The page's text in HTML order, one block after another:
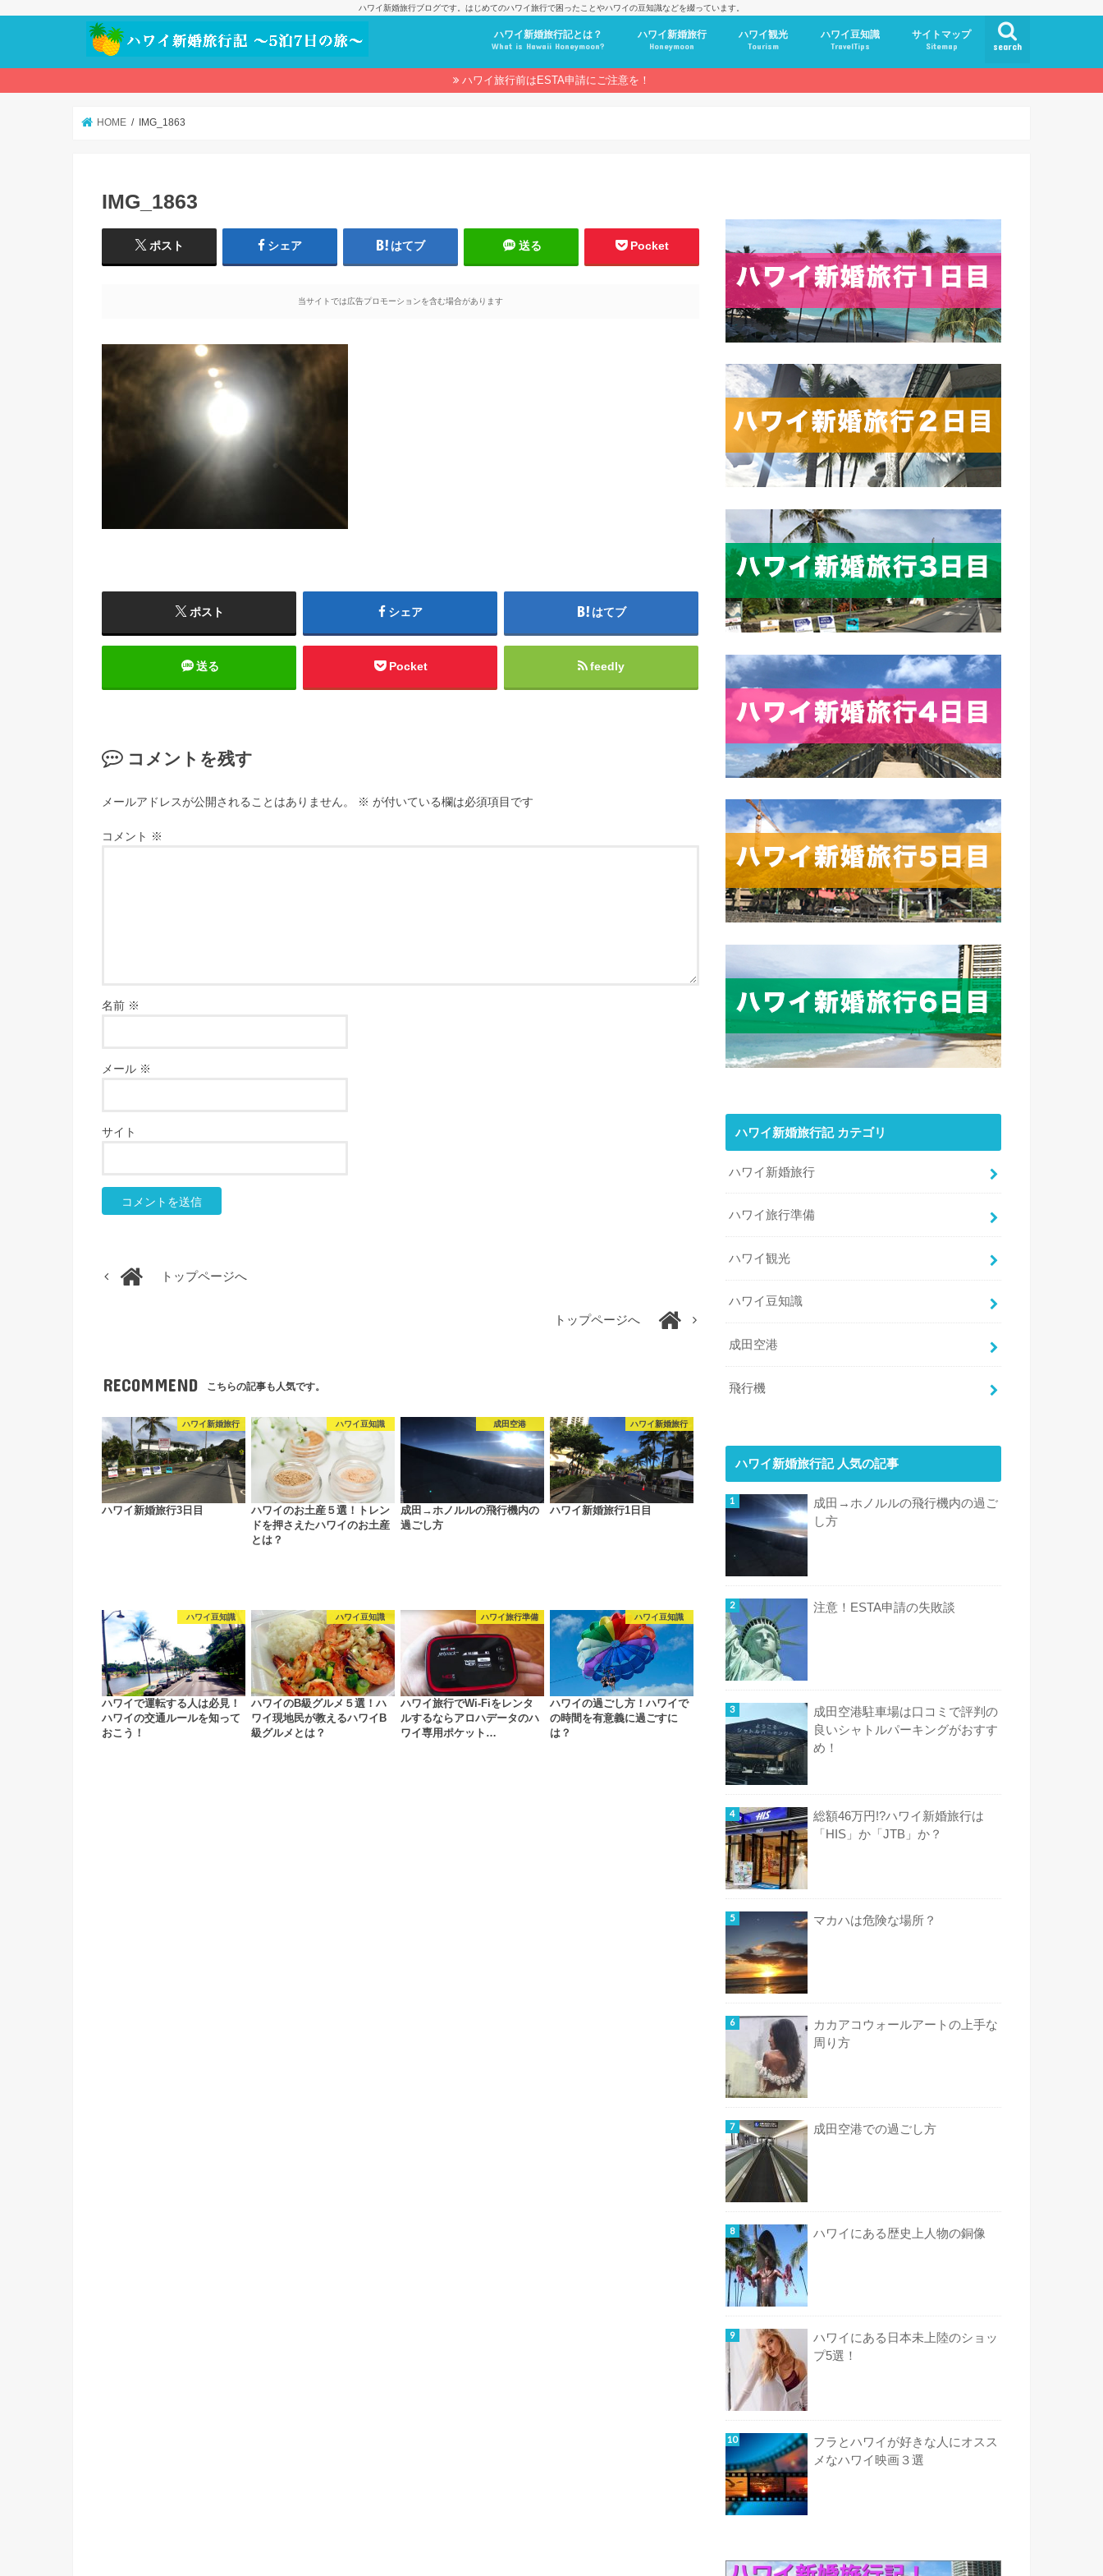
ハワイ新婚旅行ブログです。はじめてのハワイ旅行で困ったことやハワイの豆知識などを綴っています。
search
ハワイ新婚旅行記とは？
What is Hawaii Honeymoon?
ハワイ新婚旅行
Honeymoon
ハワイ観光
Tourism
ハワイ豆知識
TravelTips
サイトマップ
Sitemap
ハワイ旅行前はESTA申請にご注意を！
HOME IMG_1863
IMG_1863
ポスト シェア はてブ 送る Pocket
当サイトでは広告プロモーションを含む場合があります
ポスト シェア はてブ
送る Pocket feedly
コメントを残す
メールアドレスが公開されることはありません。 ※ が付いている欄は必須項目です
コメント ※
名前 ※
メール ※
サイト
トップページへ
トップページへ
RECOMMEND こちらの記事も人気です。
ハワイ新婚旅行
ハワイ新婚旅行3日目
ハワイ豆知識
ハワイのお土産５選！トレン
ドを押さえたハワイのお土産
とは？
成田空港
成田→ホノルルの飛行機内の
過ごし方
ハワイ新婚旅行
ハワイ新婚旅行1日目
ハワイ豆知識
ハワイで運転する人は必見！
ハワイの交通ルールを知って
おこう！
ハワイ豆知識
ハワイのB級グルメ５選！ハ
ワイ現地民が教えるハワイB
級グルメとは？
ハワイ旅行準備
ハワイ旅行でWi-Fiをレンタ
ルするならアロハデータのハ
ワイ専用ポケット…
ハワイ豆知識
ハワイの過ごし方！ハワイで
の時間を有意義に過ごすに
は？
ハワイ新婚旅行記 カテゴリ
ハワイ新婚旅行
ハワイ旅行準備
ハワイ観光
ハワイ豆知識
成田空港
飛行機
ハワイ新婚旅行記 人気の記事
成田→ホノルルの飛行機内の過ご
し方
注意！ESTA申請の失敗談
成田空港駐車場は口コミで評判の
良いシャトルパーキングがおすす
め！
総額46万円!?ハワイ新婚旅行は
「HIS」か「JTB」か？
マカハは危険な場所？
カカアコウォールアートの上手な
周り方
成田空港での過ごし方
ハワイにある歴史上人物の銅像
ハワイにある日本未上陸のショッ
プ5選！
フラとハワイが好きな人にオスス
メなハワイ映画３選